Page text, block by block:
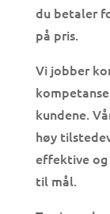
du betaler
på pris.
Vi jobber
kundene.
høy
effektive
til mål.